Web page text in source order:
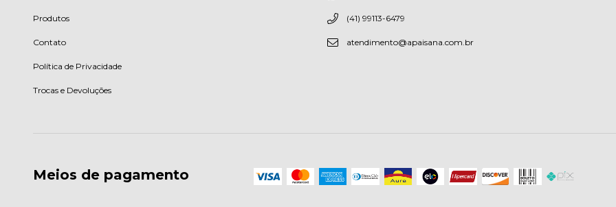
Produtos
Contato
Política de Privacidade
Trocas e Devoluções
(41) 99113-6479
atendimento@apaisana.com.br
Meios de pagamento